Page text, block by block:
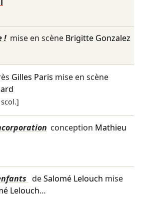
! mise en scène Brigitte Gonzalez
Gilles Paris mise en scène
conception Mathieu
deSalomé Lelouch mise
Lelouch…